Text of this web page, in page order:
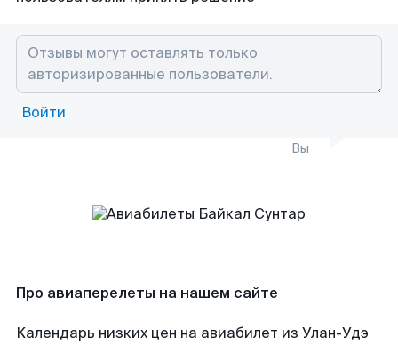
Войти
Вы
Про авиаперелеты на нашем сайте
Календарь низких цен на авиабилет из Улан-Удэ